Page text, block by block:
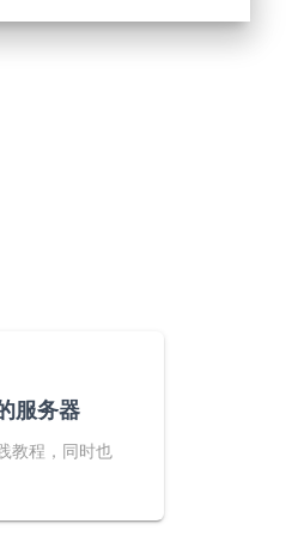
服务器
教程，同时也